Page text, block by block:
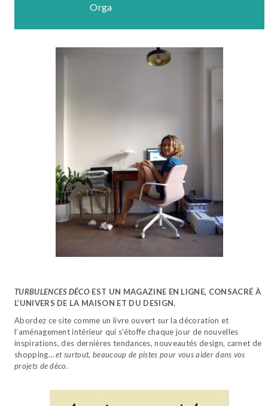
Orga
TURBULENCES DÉCO EST UN MAGAZINE EN LIGNE, CONSACRÉ À
L’UNIVERS DE LA MAISON ET DU DESIGN.
Abordez ce site comme un livre ouvert sur la décoration et
l’aménagement intérieur qui s’étoffe chaque jour de nouvelles
inspirations, des dernières tendances, nouveautés design, carnet de
shopping…et surtout, beaucoup de pistes pour vous aider dans vos
projets de déco.